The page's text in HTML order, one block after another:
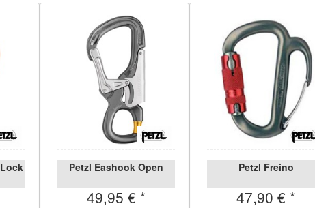
Petzl Eashook Open
49,95 € *
Petzl Freino
47,90 € *